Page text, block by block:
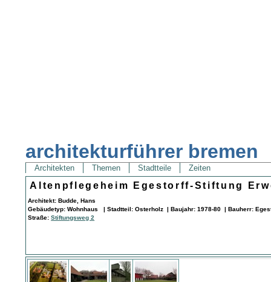
architekturführer bremen
Architekten Themen Stadtteile Zeiten
Altenpflegeheim Egestorff-Stiftung
Architekt: Budde, Hans
Gebäudetyp: Wohnhaus | Stadtteil: Osterholz | Baujahr: 1978-80 | Bauherr:
Straße:Stiftungsweg 2